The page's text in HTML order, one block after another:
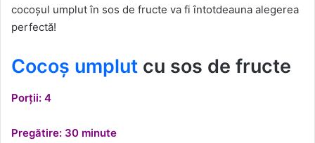
cocoșul umplut în sos de fructe va fi întotdeauna alegerea
perfectă!
Cocoș umplut cu sos de fructe
Porții: 4
Pregătire: 30 minute